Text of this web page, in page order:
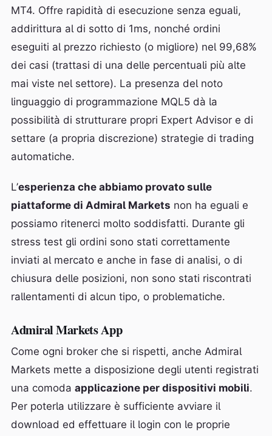
MT4. Offre rapidità di esecuzione senza eguali,
addirittura al di sotto di 1ms, nonché ordini
eseguiti al prezzo richiesto (o migliore) nel 99,68%
dei casi (trattasi di una delle percentuali più alte
mai viste nel settore). La presenza del noto
linguaggio di programmazione MQL5 dà la
possibilità di strutturare propri Expert Advisor e di
settare (a propria discrezione) strategie di trading
automatiche.
L’esperienza che abbiamo provato sulle
piattaforme di Admiral Markets non ha eguali e
possiamo ritenerci molto soddisfatti. Durante gli
stress test gli ordini sono stati correttamente
inviati al mercato e anche in fase di analisi, o di
chiusura delle posizioni, non sono stati riscontrati
rallentamenti di alcun tipo, o problematiche.
Admiral Markets App
Come ogni broker che si rispetti, anche Admiral
Markets mette a disposizione degli utenti registrati
una comoda applicazione per dispositivi mobili.
Per poterla utilizzare è sufficiente avviare il
download ed effettuare il login con le proprie